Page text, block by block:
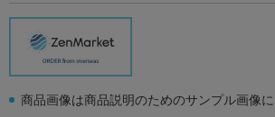
商品画像は商品説明のためのサンプル画像に